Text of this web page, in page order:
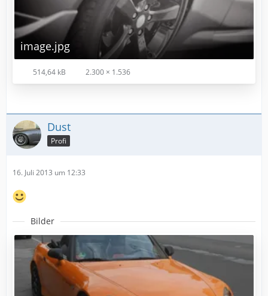
image.jpg
514,64 kB 2.300 × 1.536
Dust
Profi
16. Juli 2013 um 12:33
Bilder